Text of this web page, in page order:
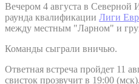
Вечером 4 августа в Северной
раунда квалификации Лиги
между местным "Ларном" и
Команды сыграли вничью.
Ответная встреча пройдет 11
свисток прозвучит в 19:00 (мск).